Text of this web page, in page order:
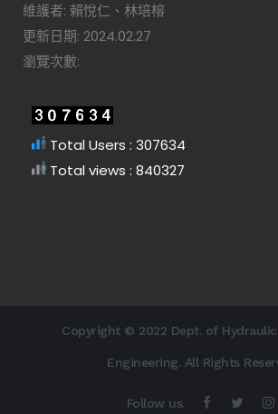
維護者: 賴悅仁、林培榕
更新日期: 2024.02.27
瀏覽次數:
Total Users : 307634
Total views : 840327
Copyright © 2022 Dept. of Hydraulic
Engineering. All Rights
Follow us.